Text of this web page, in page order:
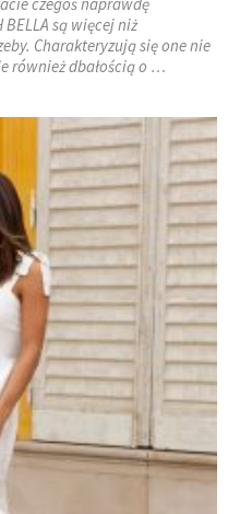
są więcej niż
Charakteryzują się one nie
również dbałością o …